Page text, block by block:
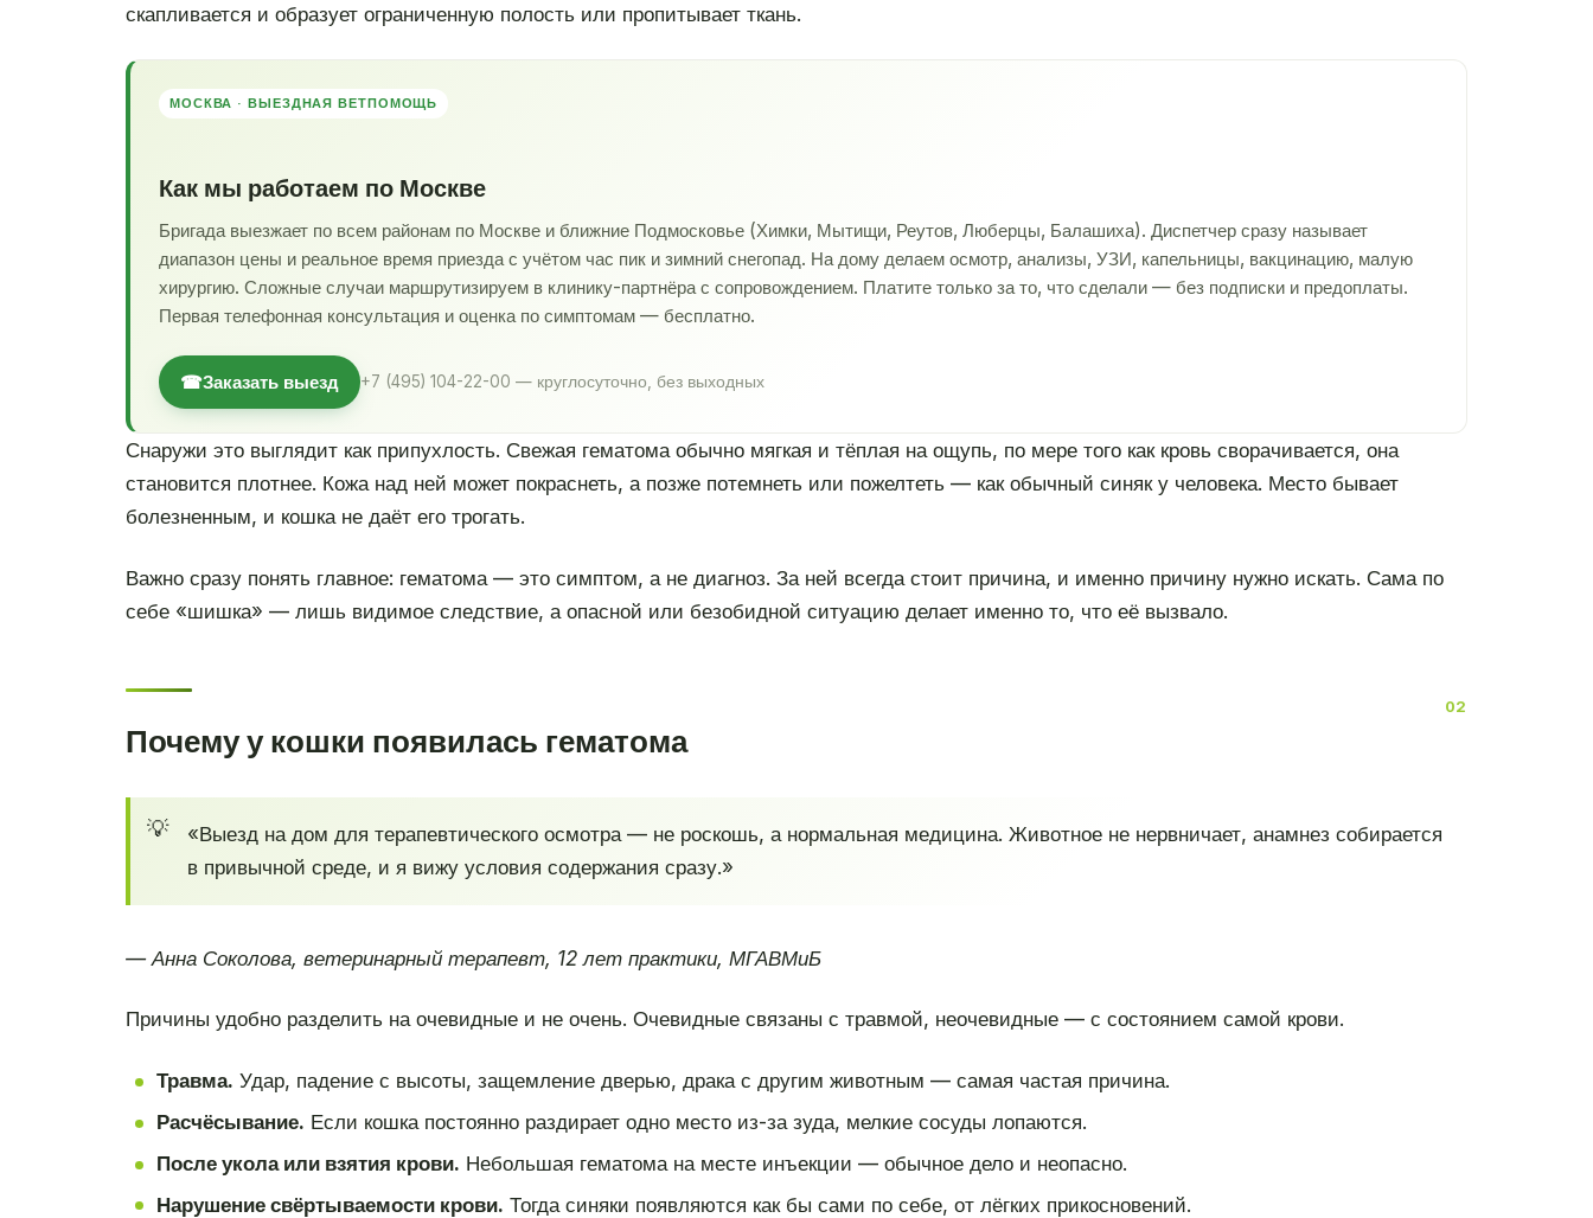
скапливается и образует ограниченную полость или пропитывает ткань.
МОСКВА · ВЫЕЗДНАЯ ВЕТПОМОЩЬ
Как мы работаем по Москве
Бригада выезжает по всем районам по Москве и ближние Подмосковье (Химки, Мытищи, Реутов, Люберцы, Балашиха). Диспетчер сразу называет
диапазон цены и реальное время приезда с учётом час пик и зимний снегопад. На дому делаем осмотр, анализы, УЗИ, капельницы, вакцинацию, малую
хирургию. Сложные случаи маршрутизируем в клинику-партнёра с сопровождением. Платите только за то, что сделали — без подписки и предоплаты.
Первая телефонная консультация и оценка по симптомам — бесплатно.
☎Заказать выезд +7 (495) 104-22-00 — круглосуточно, без выходных
Снаружи это выглядит как припухлость. Свежая гематома обычно мягкая и тёплая на ощупь, по мере того как кровь сворачивается, она
становится плотнее. Кожа над ней может покраснеть, а позже потемнеть или пожелтеть — как обычный синяк у человека. Место бывает
болезненным, и кошка не даёт его трогать.
Важно сразу понять главное: гематома — это симптом, а не диагноз. За ней всегда стоит причина, и именно причину нужно искать. Сама по
себе «шишка» — лишь видимое следствие, а опасной или безобидной ситуацию делает именно то, что её вызвало.
Почему у кошки появилась гематома
«Выезд на дом для терапевтического осмотра — не роскошь, а нормальная медицина. Животное не нервничает, анамнез собирается
в привычной среде, и я вижу условия содержания сразу.»
— Анна Соколова, ветеринарный терапевт, 12 лет практики, МГАВМиБ
Причины удобно разделить на очевидные и не очень. Очевидные связаны с травмой, неочевидные — с состоянием самой крови.
Травма. Удар, падение с высоты, защемление дверью, драка с другим животным — самая частая причина.
Расчёсывание. Если кошка постоянно раздирает одно место из-за зуда, мелкие сосуды лопаются.
После укола или взятия крови. Небольшая гематома на месте инъекции — обычное дело и неопасно.
Нарушение свёртываемости крови. Тогда синяки появляются как бы сами по себе, от лёгких прикосновений.